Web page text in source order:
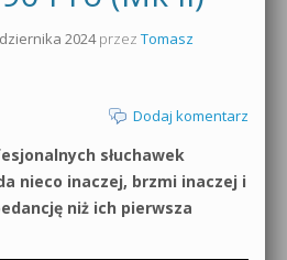
podstaw
Massive
2024przez Tomasz
Dodaj komentarz
słuchawek
nieco inaczej, brzmi inaczej i
niż ich pierwsza